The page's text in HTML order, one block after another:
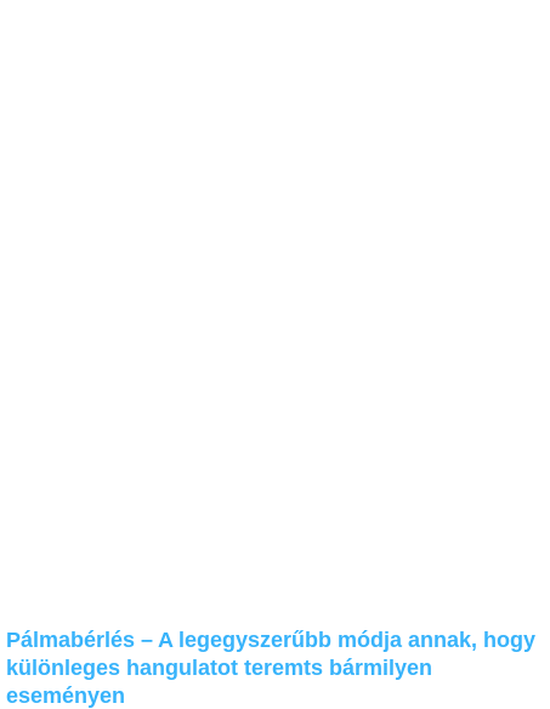
Pálmabérlés – A legegyszerűbb módja annak, hogy
különleges hangulatot teremts bármilyen
eseményen